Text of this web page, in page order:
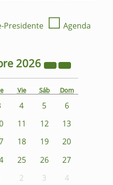
Presidente ☐ Agenda
2026
Vie Sáb Dom
4 5
6
11 12
13
18 19
20
25 26
27
2 3 4